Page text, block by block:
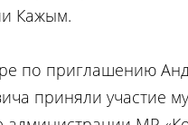
Кажым.
по приглашению
приняли участие